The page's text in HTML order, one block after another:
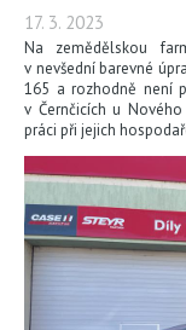
PRODUKTY
SKLADEM
SERVIS
KONTAKTY
17. 3. 2023
Na zemědělskou
v nevšední barevné
165 a rozhodně není
v Černčicích u
práci při jejich